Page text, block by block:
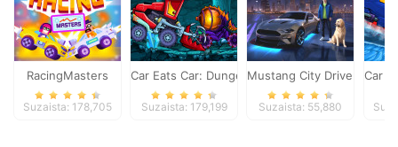
RacingMasters
Suzaista: 178,705
Car Eats Car: Dungeon Adventure
Suzaista: 179,199
Mustang City Driver
Suzaista: 55,880
Car